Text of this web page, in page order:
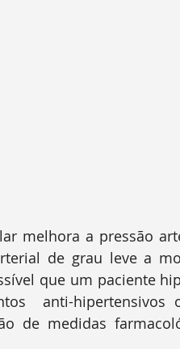
de grau leve a
que um paciente
anti-hipertensivos
de  medidas